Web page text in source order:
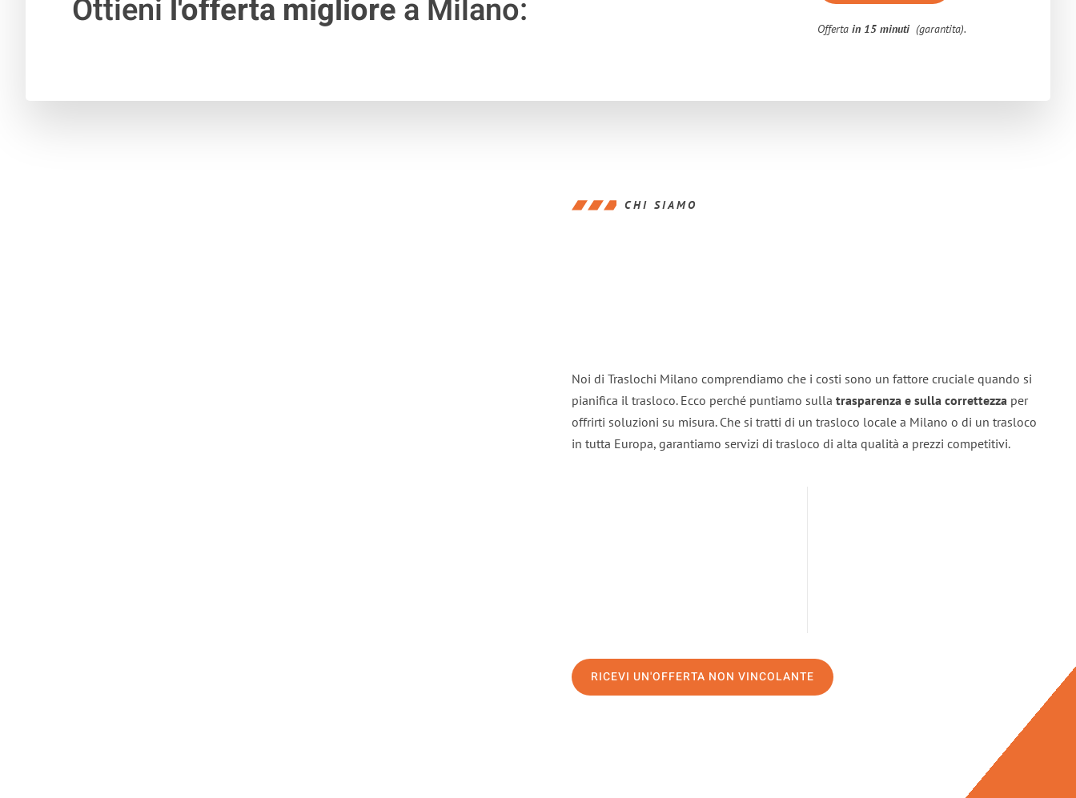
Ottieni l'offerta migliorea Milano: Offertain 15 minuti (garantita).
CHI SIAMO
Noi di Traslochi Milano comprendiamo che i costi sono un fattore cruciale quando si
pianifica il trasloco. Ecco perché puntiamo sulla trasparenza e sulla correttezza per
offrirti soluzioni su misura. Che si tratti di un trasloco locale a Milano o di un trasloco
in tutta Europa, garantiamo servizi di trasloco di alta qualità a prezzi competitivi.
RICEVI UN'OFFERTA NON VINCOLANTE